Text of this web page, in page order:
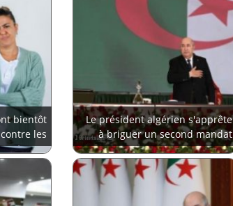
bientôt
les
outrages
Le président algérien s'apprête
à briguer un second mandat